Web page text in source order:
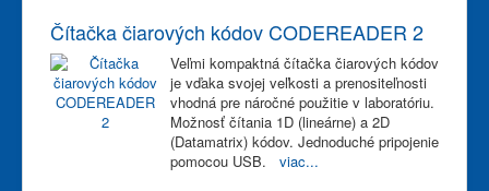
Čítačka čiarových kódov CODEREADER 2
Veľmi kompaktná čítačka čiarových kódov
je vďaka svojej veľkosti a prenositeľnosti
vhodná pre náročné použitie v laboratóriu.
Možnosť čítania 1D (lineárne) a 2D
(Datamatrix) kódov. Jednoduché pripojenie
pomocou USB. viac...